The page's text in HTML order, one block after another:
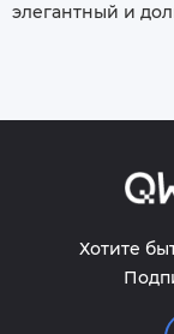
элегантный и
Хотите